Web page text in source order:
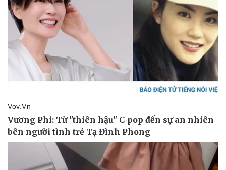
Doanh nghiệp
Thông tin doanh nghiệp
Doanh nghiệp 24h
Doanh nhân
Sành điệu
Tin Công nghệ
Trải nghiệm
Chuyển đổi số